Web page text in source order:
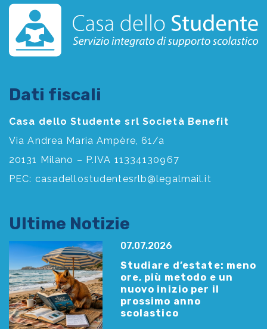
Dati fiscali
Casa dello Studente srl Società Benefit
Via Andrea Maria Ampère, 61/a
20131 Milano – P.IVA 11334130967
PEC: casadellostudentesrlb@legalmail.it
Ultime Notizie
07.07.2026
Studiare d’estate: meno
ore, più metodo e un
nuovo inizio per il
prossimo anno
scolastico